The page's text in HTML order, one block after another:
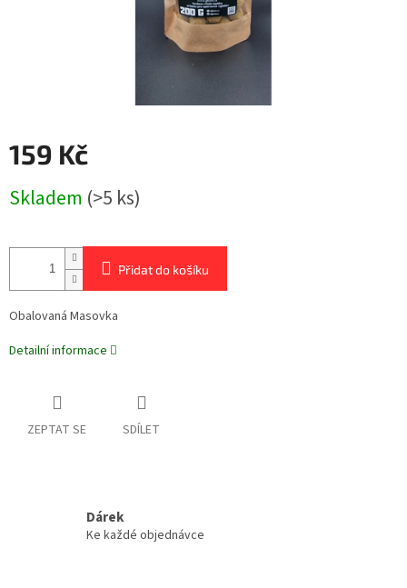
159 Kč
cena:
Skladem (>5 ks)
Přidat do košíku
Obalovaná Masovka
Detailní informace
ZEPTAT SE SDÍLET
Dárek
Ke každé objednávce